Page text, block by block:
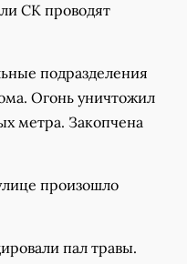
СК проводят
подразделения
Огонь уничтожил
метра. Закопчена
произошло
пал травы.